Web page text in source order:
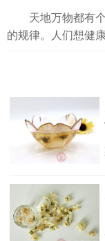
天地万物都有个“
的规律。人们想健
能低下，人们经常
脾利湿之物。
2.清热消暑。夏
因此常用些具有清
3.补养肺肾。中
金、肾水虚衰，要
合、桑葚以及酸收